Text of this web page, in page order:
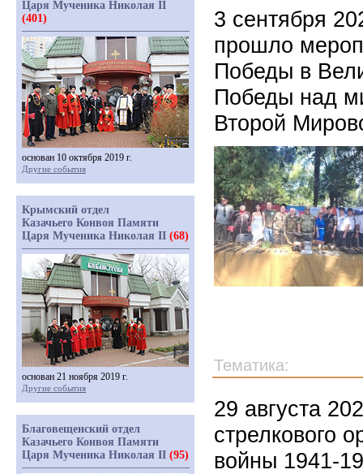
3 сентября
прошло
Победы в
Победы над
Второй
Тематика:
29 августа
стрелкового
войны 1941-
Царя Мученика Николая II
(401)
основан 10 октября 2019 г.
Другие события
Крымский отдел
Казачьего Конвоя Памяти
Царя Мученика Николая II (68)
основан 21 ноября 2019 г.
Другие события
Благовещенский отдел
Казачьего Конвоя Памяти
Царя Мученика Николая II (95)